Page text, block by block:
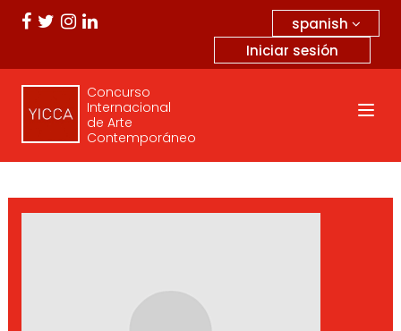
spanish
Iniciar sesión
Concurso
Internacional
de Arte
Contemporáneo